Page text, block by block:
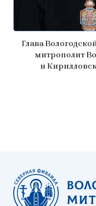
Глава
митрополит
и